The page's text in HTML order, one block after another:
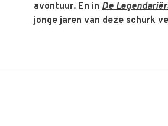
avontuur. En in De
jonge jaren van deze schurk